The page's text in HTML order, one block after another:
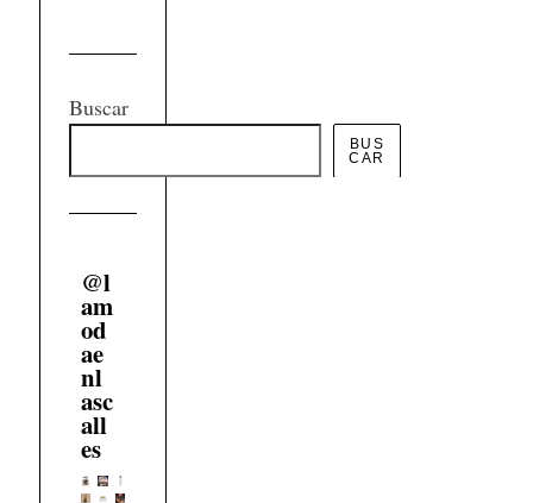
Buscar
BUS
CAR
@l
am
od
ae
nl
asc
all
es